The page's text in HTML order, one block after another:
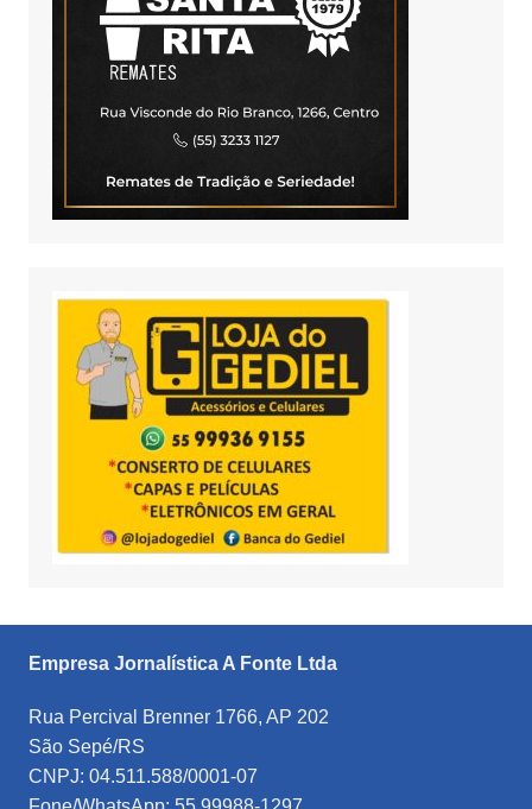
Empresa Jornalística A Fonte Ltda
Rua Percival Brenner 1766, AP 202
São Sepé/RS
CNPJ: 04.511.588/0001-07